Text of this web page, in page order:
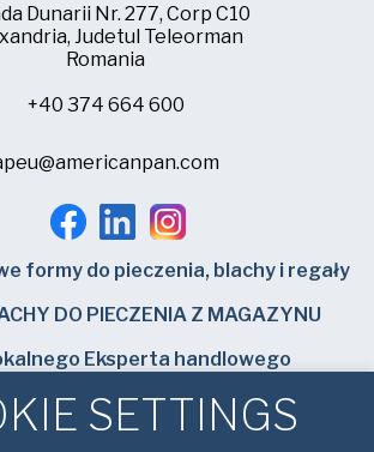
Dunarii Nr. 277, Corp C10
Judetul Teleorman
Romania
+40 374 664 600
formy do pieczenia, blachy i regały
DO PIECZENIA Z MAGAZYNU
Eksperta handlowego
Baking Solutions
SETTINGS